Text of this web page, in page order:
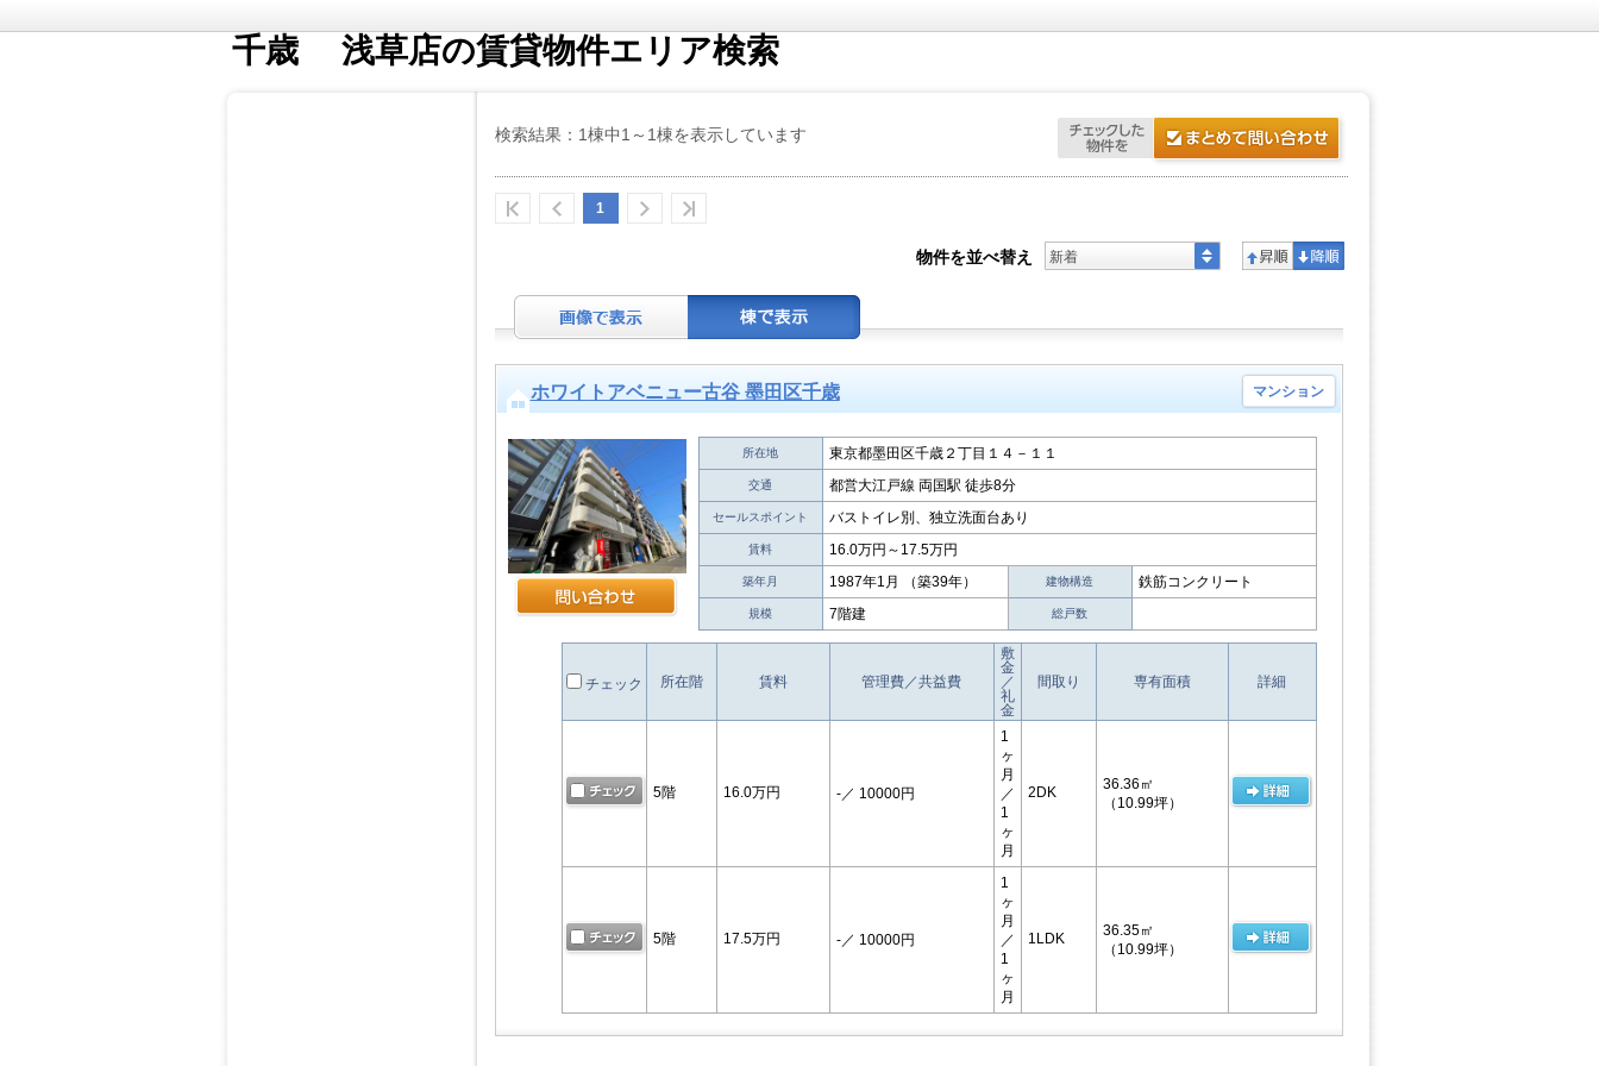
千歳 浅草店の賃貸物件エリア検索
検索結果：1棟中1～1棟を表示しています
1
物件を並べ替え 新着
ホワイトアベニュー古谷 墨田区千歳 マンション
所在地 東京都墨田区千歳２丁目１４－１１
交通 都営大江戸線 両国駅 徒歩8分
セールスポイント バストイレ別、独立洗面台あり
賃料 16.0万円～17.5万円
築年月 1987年1月 （築39年） 建物構造 鉄筋コンクリート
規模 7階建 総戸数
チェック 所在階 賃料 管理費／共益費
敷
金
／
礼
金
間取り 専有面積 詳細
5階 16.0万円 -／ 10000円
1
ヶ
月
／
1
ヶ
月
2DK
36.36㎡
（10.99坪）
5階 17.5万円 -／ 10000円
1
ヶ
月
／
1
ヶ
月
1LDK
36.35㎡
（10.99坪）